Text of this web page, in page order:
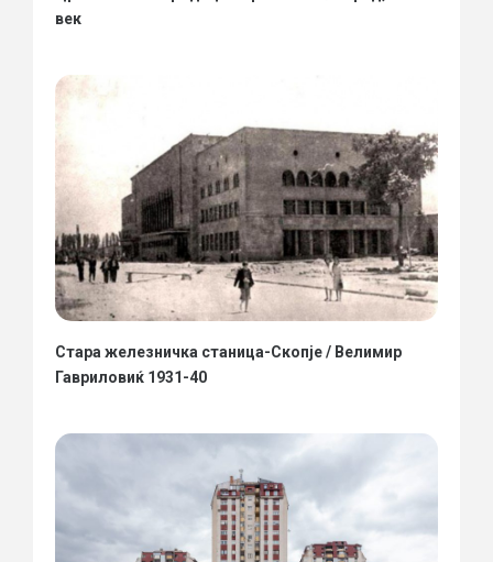
век
Стара железничка станица-Скопје / Велимир
Гавриловиќ 1931-40